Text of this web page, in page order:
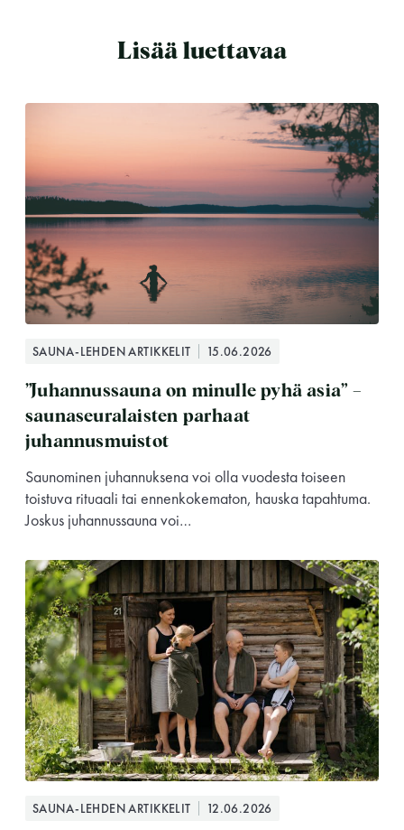
Lisää luettavaa
SAUNA-LEHDEN ARTIKKELIT 15.06.2026
”Juhannussauna on minulle pyhä asia” –
saunaseuralaisten parhaat
juhannusmuistot
Saunominen juhannuksena voi olla vuodesta toiseen
toistuva rituaali tai ennenkokematon, hauska tapahtuma.
Joskus juhannussauna voi…
SAUNA-LEHDEN ARTIKKELIT 12.06.2026